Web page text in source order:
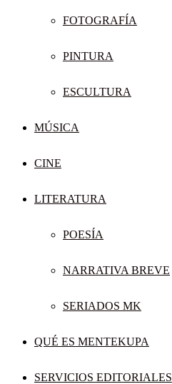
FOTOGRAFÍA
PINTURA
ESCULTURA
MÚSICA
CINE
LITERATURA
POESÍA
NARRATIVA BREVE
SERIADOS MK
QUÉ ES MENTEKUPA
SERVICIOS EDITORIALES